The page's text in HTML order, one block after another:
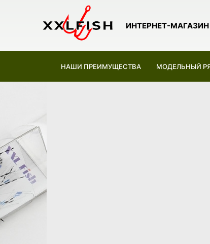
ИНТЕРНЕТ-МАГАЗИН
НАШИ ПРЕИМУЩЕСТВА МОДЕЛЬНЫЙ